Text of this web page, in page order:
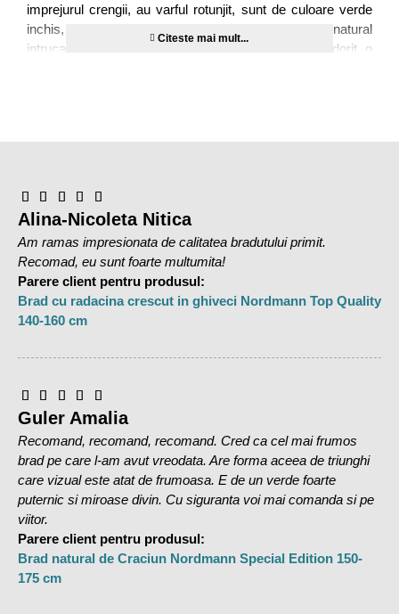
imprejurul crengii, au varful rotunjit, sunt de culoare verde
inchis, aspect lucios. Are un aspect bogat si cat mai natural
intrucat s-a evitat excesul de orice fel, nu s-a dorit o
buna calitate
Calitate: original nordmann, abies nordmanniana
Sfaturi utile pentru intretinerea bradului:
Se va pulveriza zilnic apa pe coroana bradului
Nu se va amplasa langa surse de caldura
Se va aerisi camera o data pe zi
Calitate brad:
TOP-QUALITY
numarul mai mare de crengi si simetria lor aproape
perfecta. Este un brad foarte bogat in crengi, etajat simetric,
nu sunt spatii goale intre crengi. Este un brad aproape
perfect care a necesitat o atentie si ingrijire deosebita in
timpul cresterii. Brazii din aceasta categorie de calitate sunt
foarte rari, intr-o plantatie doar un procent de 5% ajung sa
fieTOP-QUALITY, de aceea este si diferenta de pret foarte
mare fata de calitatea Premium si Standard. Referitor la
celelalte aspecte, specie, culoare, ace, prospetime,
Alina-Nicoleta Nitica
Am ramas impresionata de calitatea bradutului primit.
Recomad, eu sunt foarte multumita!
Parere client pentru produsul:
Brad cu radacina crescut in ghiveci Nordmann Top Quality
140-160 cm
Guler Amalia
Recomand, recomand, recomand. Cred ca cel mai frumos
brad pe care l-am avut vreodata. Are forma aceea de triunghi
care vizual este atat de frumoasa. E de un verde foarte
puternic si miroase divin. Cu siguranta voi mai comanda si pe
viitor.
Parere client pentru produsul:
Brad natural de Craciun Nordmann Special Edition 150-
175 cm